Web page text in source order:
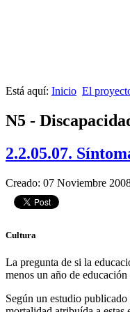
Está aquí: Inicio El
N5 -
2.2.05.07.
Creado: 07 Noviembre
Cultura
La pregunta de si la
menos un año de educación
Según un estudio